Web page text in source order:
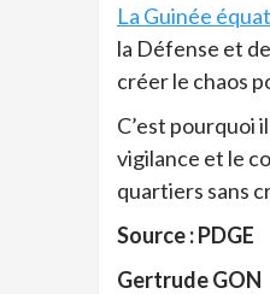
La Guinée
la Défense et
créer le chaos
C’est pourquoi
vigilance et le
quartiers sans
Source : PDGE
Gertrude GON